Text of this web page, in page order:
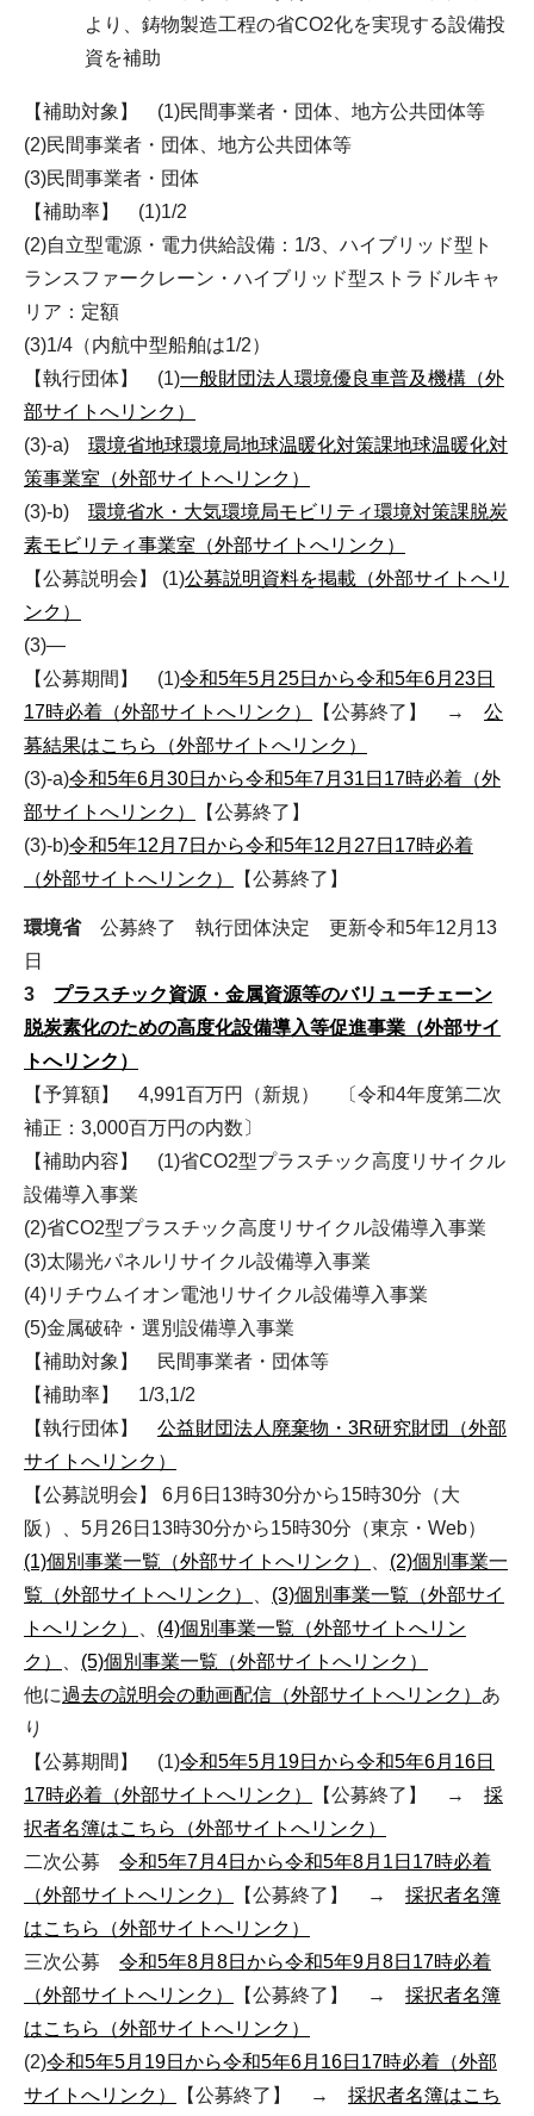
より、鋳物製造工程の省CO2化を実現する設備投
資を補助
【補助対象】 (1)民間事業者・団体、地方公共団体等
(2)民間事業者・団体、地方公共団体等
(3)民間事業者・団体
【補助率】 (1)1/2
(2)自立型電源・電力供給設備：1/3、ハイブリッド型ト
ランスファークレーン・ハイブリッド型ストラドルキャ
リア：定額
(3)1/4（内航中型船舶は1/2）
【執行団体】 (1)一般財団法人環境優良車普及機構（外
部サイトへリンク）
(3)-a) 環境省地球環境局地球温暖化対策課地球温暖化対
策事業室（外部サイトへリンク）
(3)-b) 環境省水・大気環境局モビリティ環境対策課脱炭
素モビリティ事業室（外部サイトへリンク）
【公募説明会】 (1)公募説明資料を掲載（外部サイトへリ
ンク）
(3)―
【公募期間】 (1)令和5年5月25日から令和5年6月23日
17時必着（外部サイトへリンク）
【公募終了】 → 公
募結果はこちら（外部サイトへリンク）
(3)-a)令和5年6月30日から令和5年7月31日17時必着（外
部サイトへリンク）
【公募終了】
(3)-b)令和5年12月7日から令和5年12月27日17時必着
（外部サイトへリンク）
【公募終了】
環境省公募終了 執行団体決定 更新令和5年12月13
日
3 プラスチック資源・金属資源等のバリューチェーン
脱炭素化のための高度化設備導入等促進事業（外部サイ
トへリンク）
【予算額】 4,991百万円（新規） 〔令和4年度第二次
補正：3,000百万円の内数〕
【補助内容】 (1)省CO2型プラスチック高度リサイクル
設備導入事業
(2)省CO2型プラスチック高度リサイクル設備導入事業
(3)太陽光パネルリサイクル設備導入事業
(4)リチウムイオン電池リサイクル設備導入事業
(5)金属破砕・選別設備導入事業
【補助対象】 民間事業者・団体等
【補助率】 1/3,1/2
【執行団体】 公益財団法人廃棄物・3R研究財団（外部
サイトへリンク）
【公募説明会】 6月6日13時30分から15時30分（大
阪）、5月26日13時30分から15時30分（東京・Web）
(1)個別事業一覧（外部サイトへリンク）
(2)個別事業一
覧（外部サイトへリンク）
(3)個別事業一覧（外部サイ
トへリンク）
(4)個別事業一覧（外部サイトへリン
ク）
(5)個別事業一覧（外部サイトへリンク）
他に過去の説明会の動画配信（外部サイトへリンク） あ
り
【公募期間】 (1)令和5年5月19日から令和5年6月16日
17時必着（外部サイトへリンク）
【公募終了】 → 採
択者名簿はこちら（外部サイトへリンク）
二次公募 令和5年7月4日から令和5年8月1日17時必着
（外部サイトへリンク）
【公募終了】 → 採択者名簿
はこちら（外部サイトへリンク）
三次公募 令和5年8月8日から令和5年9月8日17時必着
（外部サイトへリンク）
【公募終了】 → 採択者名簿
はこちら（外部サイトへリンク）
(2)令和5年5月19日から令和5年6月16日17時必着（外部
サイトへリンク）
【公募終了】 → 採択者名簿はこち